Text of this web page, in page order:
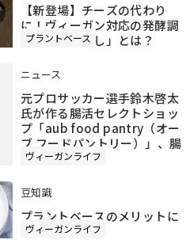
【新登場】チーズの代わり
に！ヴィーガン対応の発酵調
味料「みそぶし」とは？
プラントベース
ニュース
元プロサッカー選手鈴木啓太
氏が作る腸活セレクトショッ
プ「aub food pantry（オー
ブ フードパントリー）」、腸
活調味料とは？
ヴィーガンライフ
豆知識
プラントベースのメリットに
ついて
ヴィーガンライフ